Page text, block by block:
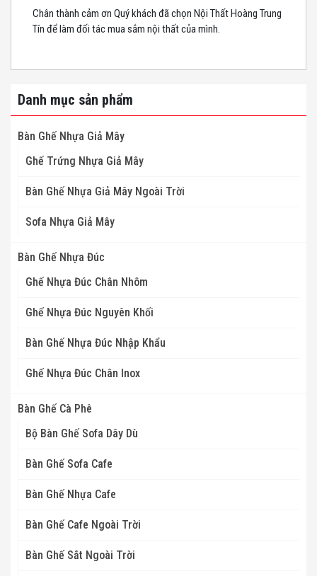
Chân thành cảm ơn Quý khách đã chọn Nội Thất Hoàng Trung
Tín để làm đối tác mua sắm nội thất của mình.
Danh mục sản phẩm
Bàn Ghế Nhựa Giả Mây
Ghế Trứng Nhựa Giả Mây
Bàn Ghế Nhựa Giả Mây Ngoài Trời
Sofa Nhựa Giả Mây
Bàn Ghế Nhựa Đúc
Ghế Nhựa Đúc Chân Nhôm
Ghế Nhựa Đúc Nguyên Khối
Bàn Ghế Nhựa Đúc Nhập Khẩu
Ghế Nhựa Đúc Chân Inox
Bàn Ghế Cà Phê
Bộ Bàn Ghế Sofa Dây Dù
Bàn Ghế Sofa Cafe
Bàn Ghế Nhựa Cafe
Bàn Ghế Cafe Ngoài Trời
Bàn Ghế Sắt Ngoài Trời